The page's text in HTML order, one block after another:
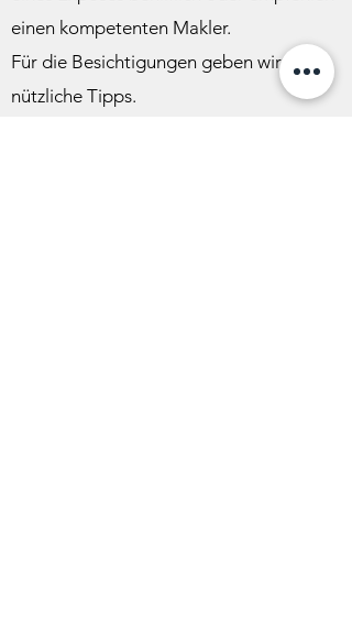
einen kompetenten Makler.
Für die Besichtigungen geben wir
nützliche Tipps.